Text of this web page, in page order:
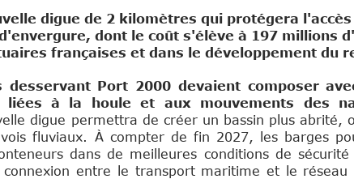
digue de 2 kilomètres qui protégera
dont le coût s'élève à 197 millions
françaises et dans le développement du
Port 2000 devaient composer
liées à la houle et aux mouvements des
digue permettra de créer un bassin plus abrité,
fluviaux. À compter de fin 2027, les barges
dans de meilleures conditions de
entre le transport maritime et le réseau